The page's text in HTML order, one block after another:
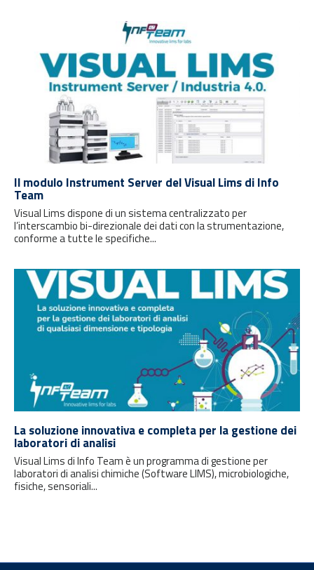
Il modulo Instrument Server del Visual Lims di Info
Team
Visual Lims dispone di un sistema centralizzato per
l’interscambio bi-direzionale dei dati con la strumentazione,
conforme a tutte le specifiche...
La soluzione innovativa e completa per la gestione dei
laboratori di analisi
Visual Lims di Info Team è un programma di gestione per
laboratori di analisi chimiche (Software LIMS), microbiologiche,
fisiche, sensoriali...